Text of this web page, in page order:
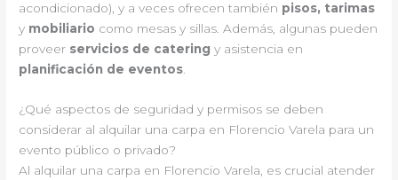
acondicionado), y a veces ofrecen también pisos, tarimas
y mobiliario como mesas y sillas. Además, algunas pueden
proveer servicios de catering y asistencia en
planificación de eventos
¿Qué aspectos de seguridad y permisos se deben
considerar al alquilar una carpa en Florencio Varela para un
evento público o privado?
Al alquilar una carpa en Florencio Varela, es crucial atender